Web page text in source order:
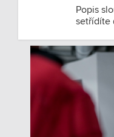
Popis
setřídíte